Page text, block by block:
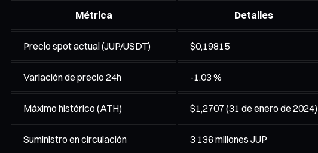
Métrica Detalles
Precio spot actual (JUP/USDT) $0,19815
Variación de precio 24h -1,03 %
Máximo histórico (ATH) $1,2707 (31 de enero de 2024)
Suministro en circulación 3 136 millones JUP